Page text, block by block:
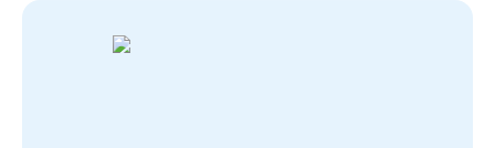
108-26-32 или 8 (800) 511-73-19. Мы с удовольствием
ответим на все интересующие вопросы о покупке